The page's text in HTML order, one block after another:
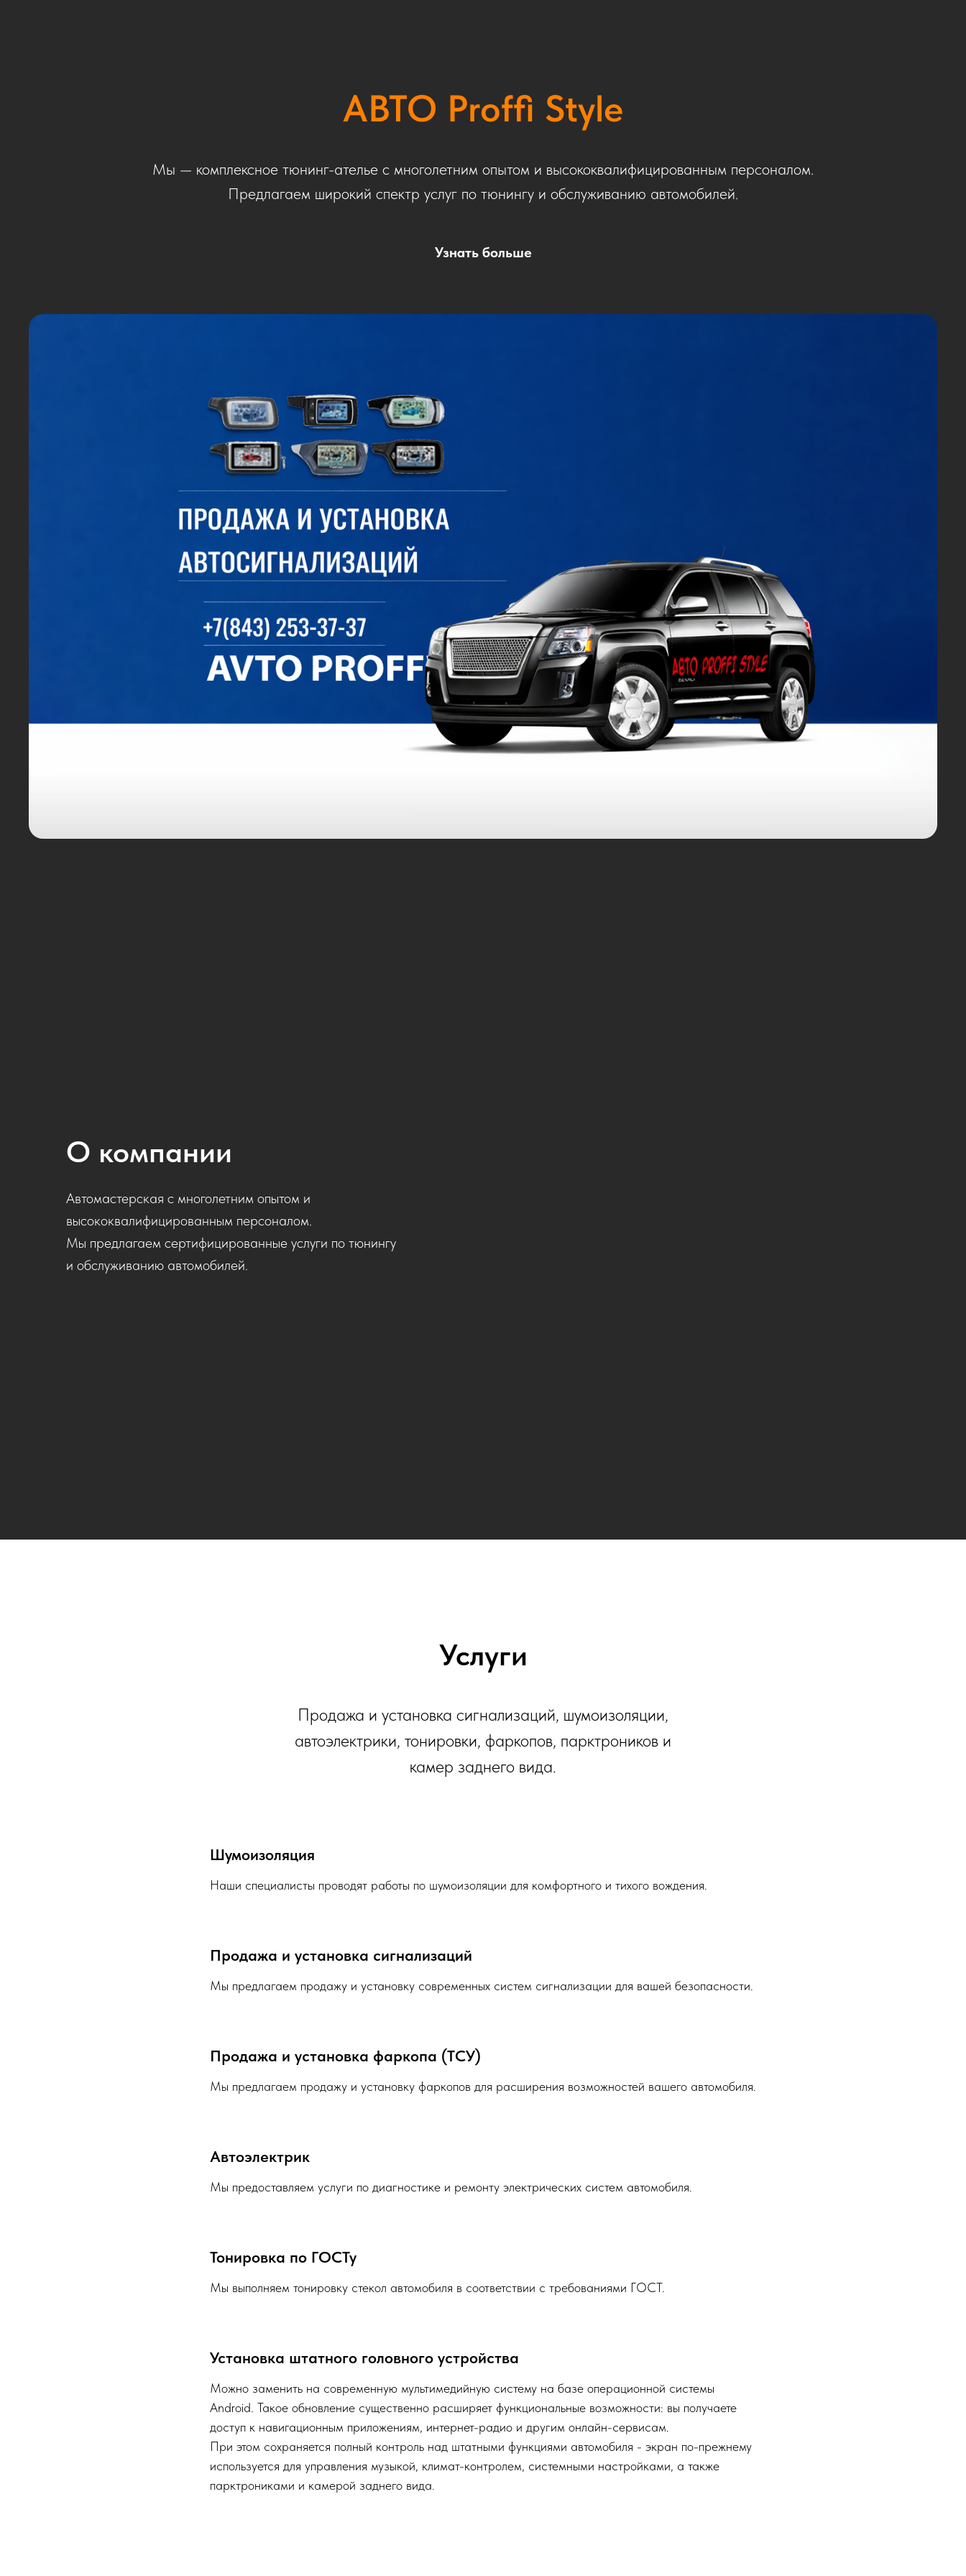
АВТО Proffi Style
Мы — комплексное тюнинг-ателье с многолетним опытом и высококвалифицированным персоналом.
Предлагаем широкий спектр услуг по тюнингу и обслуживанию автомобилей.
Узнать больше
О компании
Автомастерская с многолетним опытом и
высококвалифицированным персоналом.
Мы предлагаем сертифицированные услуги по тюнингу
и обслуживанию автомобилей.
Услуги
Продажа и установка сигнализаций, шумоизоляции,
автоэлектрики, тонировки, фаркопов, парктроников и
камер заднего вида.
Шумоизоляция
Наши специалисты проводят работы по шумоизоляции для комфортного и тихого вождения.
Продажа и установка сигнализаций
Мы предлагаем продажу и установку современных систем сигнализации для вашей безопасности.
Продажа и установка фаркопа (ТСУ)
Мы предлагаем продажу и установку фаркопов для расширения возможностей вашего автомобиля.
Автоэлектрик
Мы предоставляем услуги по диагностике и ремонту электрических систем автомобиля.
Тонировка по ГОСТу
Мы выполняем тонировку стекол автомобиля в соответствии с требованиями ГОСТ.
Установка штатного головного устройства
Можно заменить на современную мультимедийную систему на базе операционной системы
Android. Такое обновление существенно расширяет функциональные возможности: вы получаете
доступ к навигационным приложениям, интернет-радио и другим онлайн-сервисам.
При этом сохраняется полный контроль над штатными функциями автомобиля - экран по-прежнему
используется для управления музыкой, климат-контролем, системными настройками, а также
парктрониками и камерой заднего вида.